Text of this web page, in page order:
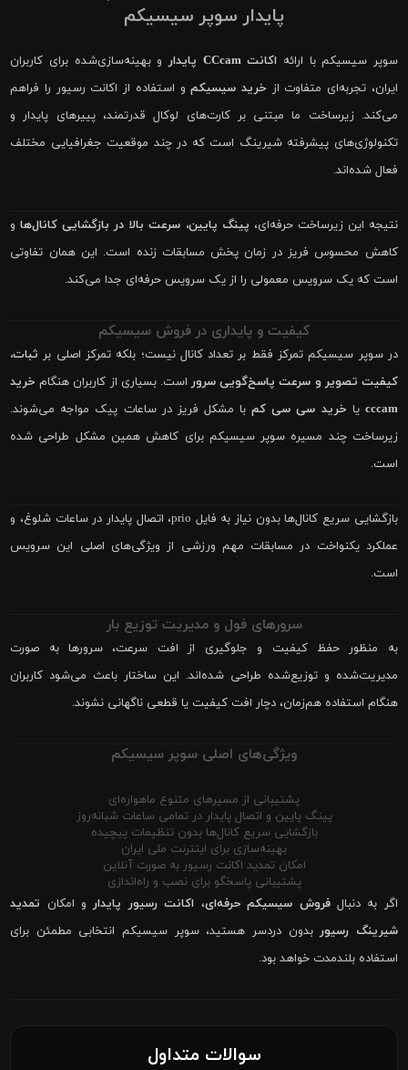
پایدار سوپر سیسیکم
سوپر سیسیکم با ارائه اکانت CCcam پایدار
و بهینه‌سازی‌شده برای کاربران
ایران، تجربه‌ای متفاوت از خرید سیسیکمو استفاده از اکانت رسیور را فراهم
می‌کند. زیرساخت ما مبتنی بر کارت‌های لوکال قدرتمند، پییرهای پایدار و
تکنولوژی‌های پیشرفته شیرینگ است که در چند موقعیت جغرافیایی مختلف
فعال شده‌اند.
نتیجه این زیرساخت حرفه‌ای، پینگ پایین، سرعت بالا در بازگشایی کانال‌هاو
کاهش محسوس فریز در زمان پخش مسابقات زنده است. این همان تفاوتی
است که یک سرویس معمولی را از یک سرویس حرفه‌ای جدا می‌کند.
کیفیت و پایداری در فروش سیسیکم
در سوپر سیسیکم تمرکز فقط بر تعداد کانال نیست؛ بلکه تمرکز اصلی بر ثبات،
کیفیت تصویر و سرعت پاسخ‌گویی سروراست. بسیاری از کاربران هنگام خرید
cccam یا خرید سی سی کمبا مشکل فریز در ساعات پیک مواجه می‌شوند.
زیرساخت چند مسیره سوپر سیسیکم برای کاهش همین مشکل طراحی شده
است.
بازگشایی سریع کانال‌ها بدون نیاز به فایل prio، اتصال پایدار در ساعات شلوغ، و
عملکرد یکنواخت در مسابقات مهم ورزشی از ویژگی‌های اصلی این سرویس
است.
سرورهای فول و مدیریت توزیع بار
به منظور حفظ کیفیت و جلوگیری از افت سرعت، سرورها به صورت
مدیریت‌شده و توزیع‌شده طراحی شده‌اند. این ساختار باعث می‌شود کاربران
هنگام استفاده هم‌زمان، دچار افت کیفیت یا قطعی ناگهانی نشوند.
ویژگی‌های اصلی سوپر سیسیکم
پشتیبانی از مسیرهای متنوع ماهواره‌ای
پینگ پایین و اتصال پایدار در تمامی ساعات شبانه‌روز
بازگشایی سریع کانال‌ها بدون تنظیمات پیچیده
بهینه‌سازی برای اینترنت ملی ایران
امکان تمدید اکانت رسیور به صورت آنلاین
پشتیبانی پاسخگو برای نصب و راه‌اندازی
اگر به دنبالفروش سیسیکم حرفه‌ای، اکانت رسیور پایدارو امکان تمدید
شیرینگ رسیوربدون دردسر هستید، سوپر سیسیکم انتخابی مطمئن برای
استفاده بلندمدت خواهد بود.
سوالات متداول